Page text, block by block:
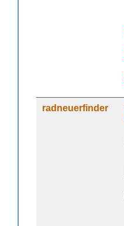
radneuerfinder